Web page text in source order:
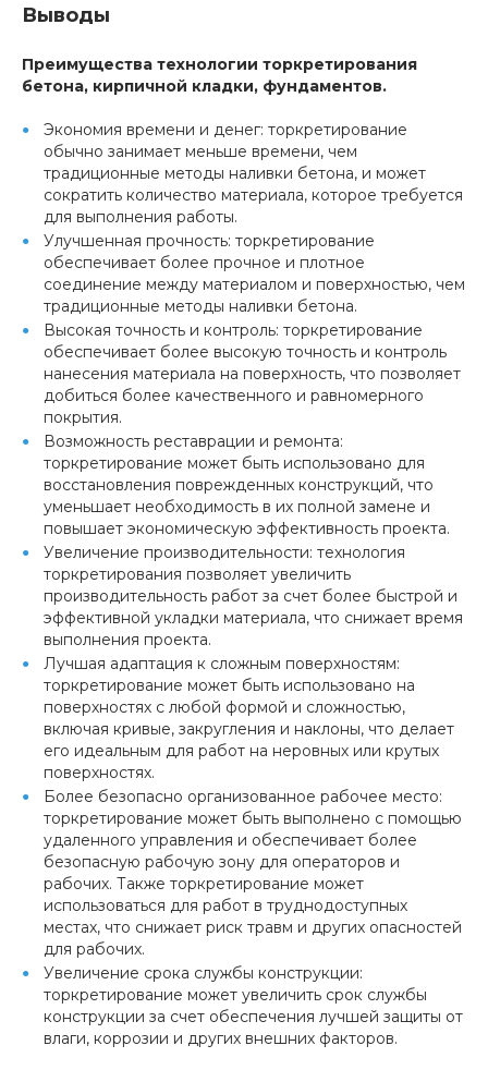
Выводы
Преимущества технологии торкретирования
бетона, кирпичной кладки, фундаментов.
Экономия времени и денег: торкретирование
обычно занимает меньше времени, чем
традиционные методы наливки бетона, и может
сократить количество материала, которое требуется
для выполнения работы.
Улучшенная прочность: торкретирование
обеспечивает более прочное и плотное
соединение между материалом и поверхностью, чем
традиционные методы наливки бетона.
Высокая точность и контроль: торкретирование
обеспечивает более высокую точность и контроль
нанесения материала на поверхность, что позволяет
добиться более качественного и равномерного
покрытия.
Возможность реставрации и ремонта:
торкретирование может быть использовано для
восстановления поврежденных конструкций, что
уменьшает необходимость в их полной замене и
повышает экономическую эффективность проекта.
Увеличение производительности: технология
торкретирования позволяет увеличить
производительность работ за счет более быстрой и
эффективной укладки материала, что снижает время
выполнения проекта.
Лучшая адаптация к сложным поверхностям:
торкретирование может быть использовано на
поверхностях с любой формой и сложностью,
включая кривые, закругления и наклоны, что делает
его идеальным для работ на неровных или крутых
поверхностях.
Более безопасно организованное рабочее место:
торкретирование может быть выполнено с помощью
удаленного управления и обеспечивает более
безопасную рабочую зону для операторов и
рабочих. Также торкретирование может
использоваться для работ в труднодоступных
местах, что снижает риск травм и других опасностей
для рабочих.
Увеличение срока службы конструкции:
торкретирование может увеличить срок службы
конструкции за счет обеспечения лучшей защиты от
влаги, коррозии и других внешних факторов.